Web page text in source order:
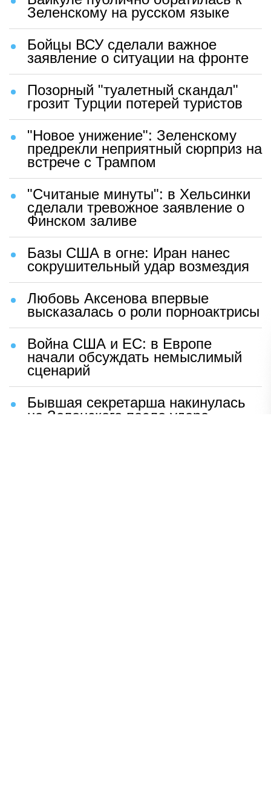
Зеленскому на русском языке
Бойцы ВСУ сделали важное
заявление о ситуации на фронте
Позорный "туалетный скандал"
грозит Турции потерей туристов
"Новое унижение": Зеленскому
предрекли неприятный сюрприз на
встрече с Трампом
"Считаные минуты": в Хельсинки
сделали тревожное заявление о
Финском заливе
Базы США в огне: Иран нанес
сокрушительный удар возмездия
Любовь Аксенова впервые
высказалась о роли порноактрисы
Война США и ЕС: в Европе
начали обсуждать немыслимый
сценарий
Бывшая секретарша накинулась
на Зеленского после удара